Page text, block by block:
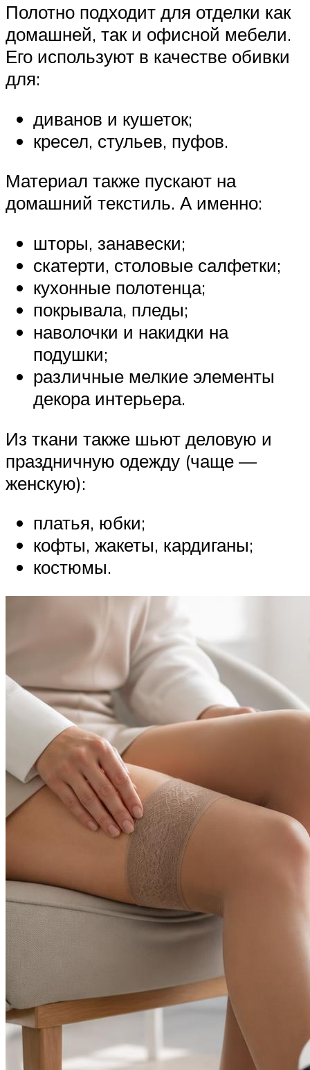
Полотно подходит для отделки как
домашней, так и офисной мебели.
Его используют в качестве обивки
для:
диванов и кушеток;
кресел, стульев, пуфов.
Материал также пускают на
домашний текстиль. А именно:
шторы, занавески;
скатерти, столовые салфетки;
кухонные полотенца;
покрывала, пледы;
наволочки и накидки на
подушки;
различные мелкие элементы
декора интерьера.
Из ткани также шьют деловую и
праздничную одежду (чаще —
женскую):
платья, юбки;
кофты, жакеты, кардиганы;
костюмы.